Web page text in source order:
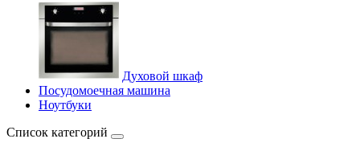
Духовой шкаф
Посудомоечная машина
Ноутбуки
Список категорий